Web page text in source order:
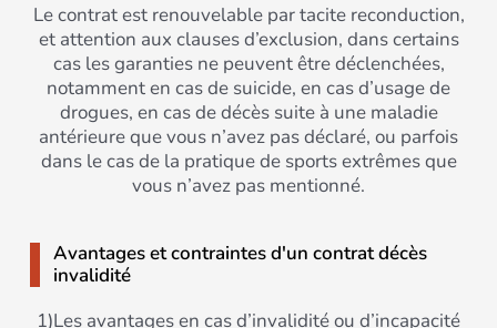
Le contrat est renouvelable par tacite reconduction,
et attention aux clauses d’exclusion, dans certains
cas les garanties ne peuvent être déclenchées,
notamment en cas de suicide, en cas d’usage de
drogues, en cas de décès suite à une maladie
antérieure que vous n’avez pas déclaré, ou parfois
dans le cas de la pratique de sports extrêmes que
vous n’avez pas mentionné.
Avantages et contraintes d'un contrat décès
invalidité
1)Les avantages en cas d’invalidité ou d’incapacité